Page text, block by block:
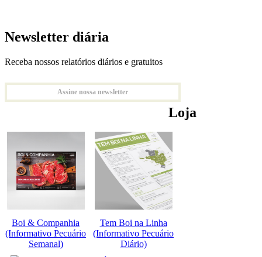
Newsletter diária
Receba nossos relatórios diários e gratuitos
Assine nossa newsletter
Loja
Boi & Companhia
(Informativo Pecuário
Semanal)
Tem Boi na Linha
(Informativo Pecuário
Diário)